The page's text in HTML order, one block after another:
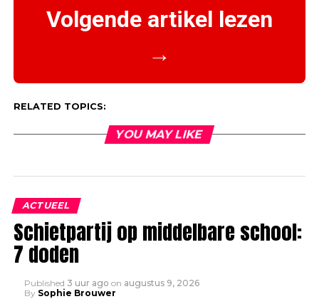
Volgende artikel lezen
→
RELATED TOPICS:
YOU MAY LIKE
ACTUEEL
Schietpartij op middelbare school:
7 doden
Published 3 uur ago on augustus 9, 2026
By Sophie Brouwer